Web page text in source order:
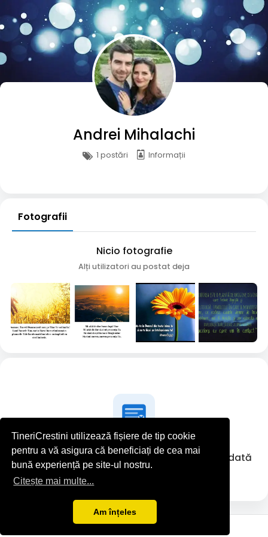
TineriCrestini utilizează fișiere de tip cookie
pentru a vă asigura că beneficiați de cea mai
bună experiență pe site-ul nostru.
Citește mai multe...
Am înțeles
Andrei Mihalachi
1 postări Informații
Fotografii
Nicio fotografie
Alți utilizatori au postat deja
Andrei Mihalachi nu a postat nimic deocamdată